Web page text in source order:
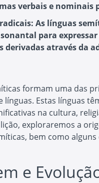
verbais e nominais
: As línguas
para
derivadas através da
formam uma das
línguas. Estas línguas
na cultura,
exploraremos a
bem como
e